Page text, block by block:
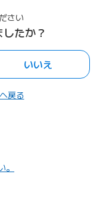
さい
たか？
いいえ
戻る